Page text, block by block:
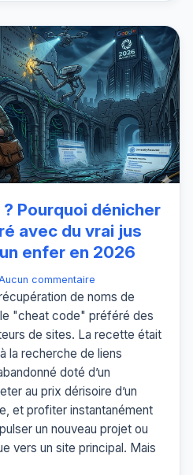
Pourquoi dénicher
avec du vrai jus
enfer en 2026
commentaire
de noms de
"cheat code" préféré des
de sites. La recette était
la recherche de liens
doté d’un
au prix dérisoire d’un
et profiter instantanément
un nouveau projet ou
vers un site principal. Mais